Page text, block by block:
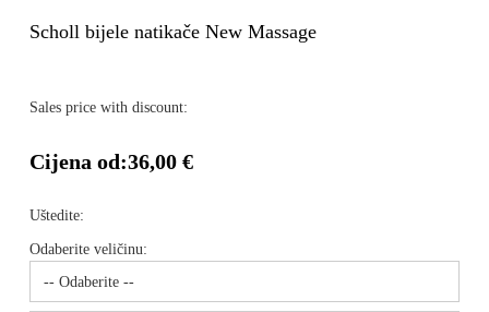
Scholl bijele natikače New Massage
Sales price with discount:
Cijena od:36,00 €
Uštedite:
Odaberite veličinu: